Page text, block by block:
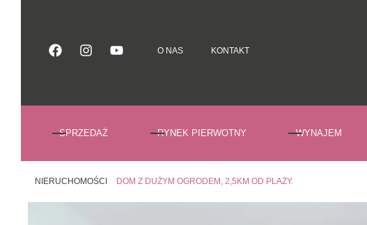
O NAS
KONTAKT
SPRZEDAŻ RYNEK PIERWOTNY WYNAJEM
NIERUCHOMOŚCI DOM Z DUŻYM OGRODEM, 2,5KM OD PLAŻY.